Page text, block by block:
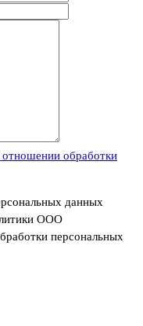
обработки
данных
ООО
персональных